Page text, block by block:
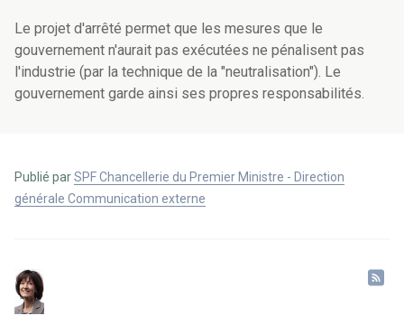
Le projet d'arrêté permet que les mesures que le
gouvernement n'aurait pas exécutées ne pénalisent pas
l'industrie (par la technique de la "neutralisation"). Le
gouvernement garde ainsi ses propres responsabilités.
Publié parSPF Chancellerie du Premier Ministre - Direction
générale Communication externe